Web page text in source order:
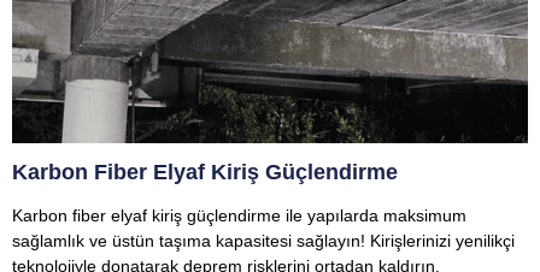
Karbon Fiber Elyaf Kiriş Güçlendirme
Karbon fiber elyaf kiriş güçlendirme ile yapılarda maksimum
sağlamlık ve üstün taşıma kapasitesi sağlayın! Kirişlerinizi yenilikçi
teknolojiyle donatarak deprem risklerini ortadan kaldırın.